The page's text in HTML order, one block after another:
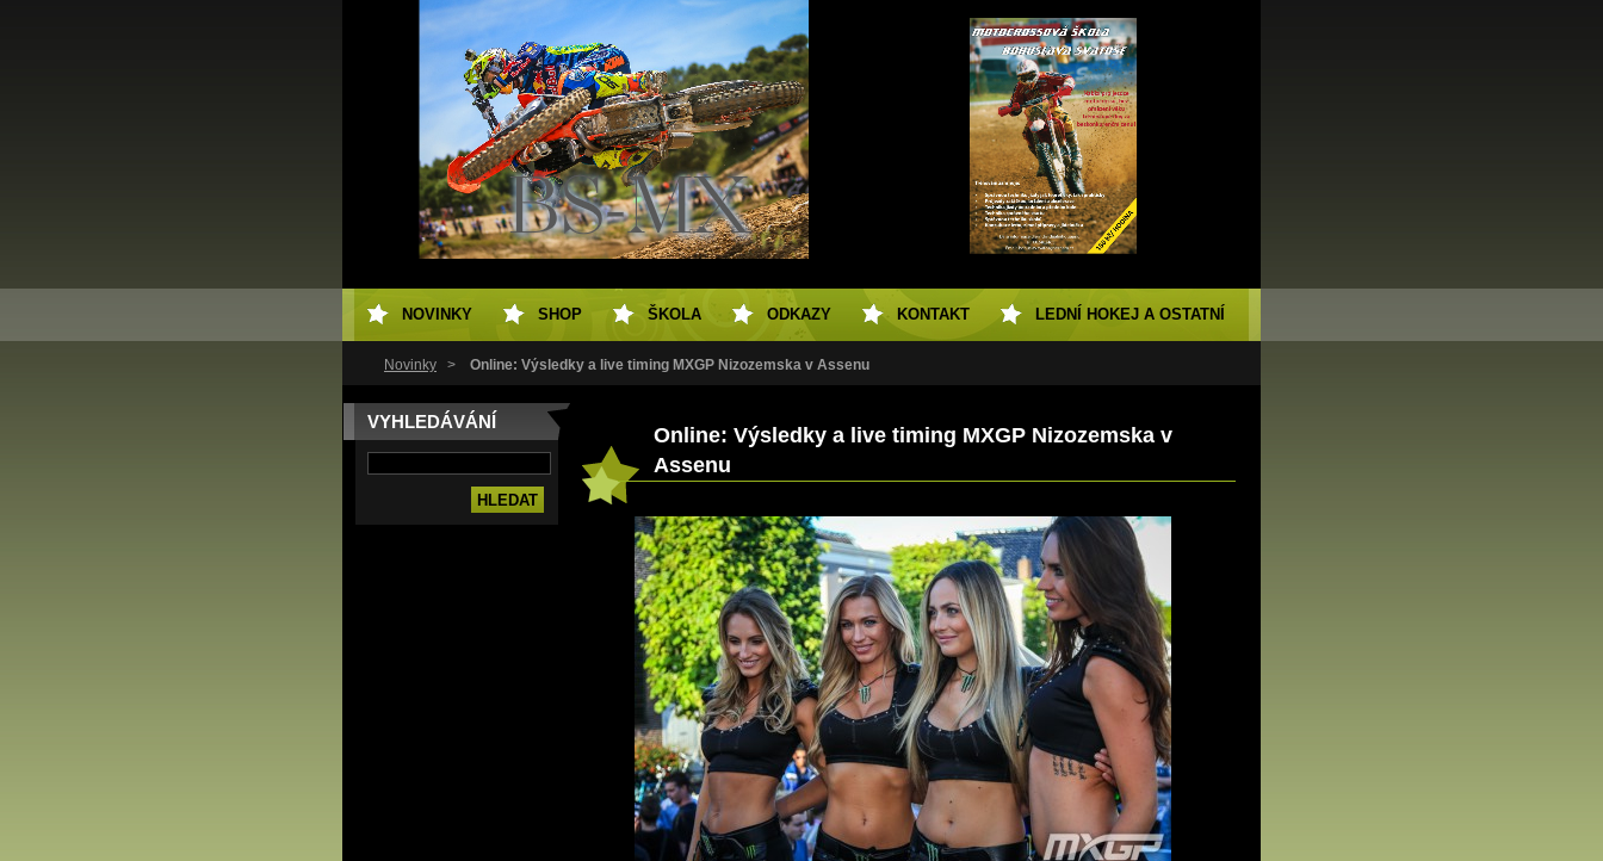
Novinky > Online: Výsledky a live timing MXGP Nizozemska v Assenu
VYHLEDÁVÁNÍ
Online: Výsledky a live timing MXGP Nizozemska v
Assenu
NOVINKY SHOP ŠKOLA ODKAZY KONTAKT LEDNÍ HOKEJ A OSTATNÍ